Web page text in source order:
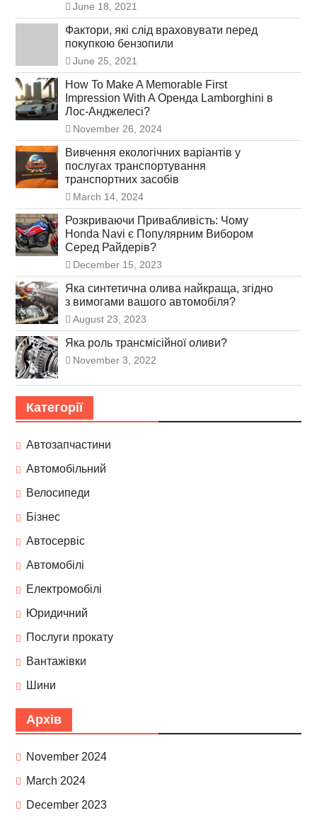
June 18, 2021
Фактори, які слід враховувати перед
покупкою бензопили
June 25, 2021
How To Make A Memorable First
Impression With A Оренда Lamborghini в
Лос-Анджелесі?
November 26, 2024
Вивчення екологічних варіантів у
послугах транспортування
транспортних засобів
March 14, 2024
Розкриваючи Привабливість: Чому
Honda Navi є Популярним Вибором
Серед Райдерів?
December 15, 2023
Яка синтетична олива найкраща, згідно
з вимогами вашого автомобіля?
August 23, 2023
Яка роль трансмісійної оливи?
November 3, 2022
Категорії
Автозапчастини
Автомобільний
Велосипеди
Бізнес
Автосервіс
Автомобілі
Електромобілі
Юридичний
Послуги прокату
Вантажівки
Шини
Архів
November 2024
March 2024
December 2023